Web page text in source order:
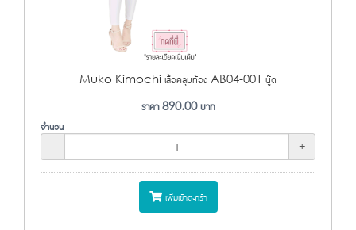
Muko Kimochi เสื้อคลุมท้อง AB04-001 นู๊ด
ราคา890.00บาท
จำนวน
-
+
เพิ่มเข้าตะกร้า